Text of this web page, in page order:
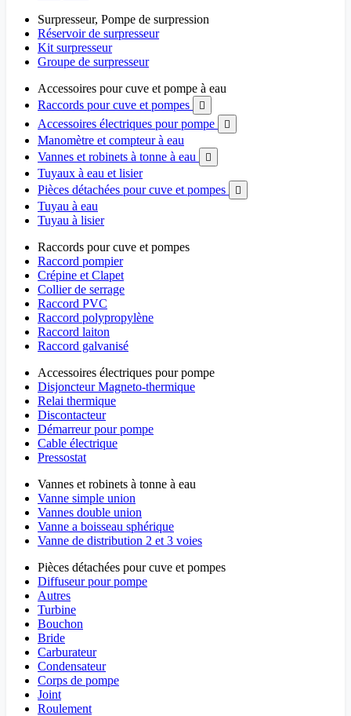
Surpresseur, Pompe de surpression
Réservoir de surpresseur
Kit surpresseur
Groupe de surpresseur
Accessoires pour cuve et pompe à eau
Raccords pour cuve et pompes

Accessoires électriques pour pompe 
Manomètre et compteur à eau
Vannes et robinets à tonne à eau

Tuyaux à eau et lisier
Pièces détachées pour cuve et pompes

Tuyau à eau
Tuyau à lisier
Raccords pour cuve et pompes
Raccord pompier
Crépine et Clapet
Collier de serrage
Raccord PVC
Raccord polypropylène
Raccord laiton
Raccord galvanisé
Accessoires électriques pour pompe
Disjoncteur Magneto-thermique
Relai thermique
Discontacteur
Démarreur pour pompe
Cable électrique
Pressostat
Vannes et robinets à tonne à eau
Vanne simple union
Vannes double union
Vanne a boisseau sphérique
Vanne de distribution 2 et 3 voies
Pièces détachées pour cuve et pompes
Diffuseur pour pompe
Autres
Turbine
Bouchon
Bride
Carburateur
Condensateur
Corps de pompe
Joint
Roulement